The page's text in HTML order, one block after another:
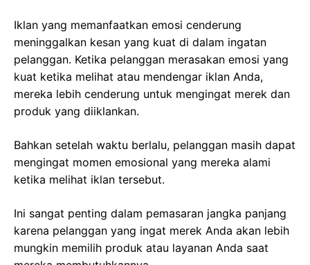
Iklan yang memanfaatkan emosi cenderung
meninggalkan kesan yang kuat di dalam ingatan
pelanggan. Ketika pelanggan merasakan emosi yang
kuat ketika melihat atau mendengar iklan Anda,
mereka lebih cenderung untuk mengingat merek dan
produk yang diiklankan.
Bahkan setelah waktu berlalu, pelanggan masih dapat
mengingat momen emosional yang mereka alami
ketika melihat iklan tersebut.
Ini sangat penting dalam pemasaran jangka panjang
karena pelanggan yang ingat merek Anda akan lebih
mungkin memilih produk atau layanan Anda saat